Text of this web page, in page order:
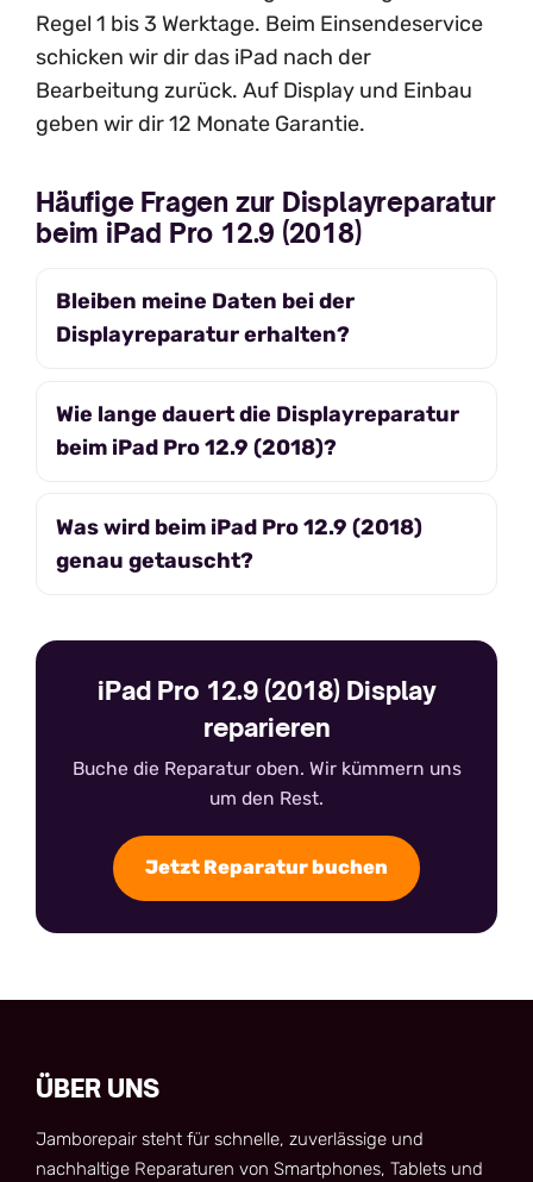
Regel 1 bis 3 Werktage. Beim Einsendeservice
schicken wir dir das iPad nach der
Bearbeitung zurück. Auf Display und Einbau
geben wir dir 12 Monate Garantie.
Häufige Fragen zur Displayreparatur
beim iPad Pro 12.9 (2018)
Bleiben meine Daten bei der
Displayreparatur erhalten?
Wie lange dauert die Displayreparatur
beim iPad Pro 12.9 (2018)?
Was wird beim iPad Pro 12.9 (2018)
genau getauscht?
iPad Pro 12.9 (2018) Display
reparieren
Buche die Reparatur oben. Wir kümmern uns
um den Rest.
Jetzt Reparatur buchen
ÜBER UNS
Jamborepair steht für schnelle, zuverlässige und
nachhaltige Reparaturen von Smartphones, Tablets und